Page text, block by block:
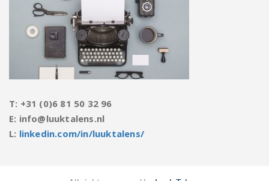
T: +31 (0)6 81 50 32 96
E: info@luuktalens.nl
L: linkedin.com/in/luuktalens/